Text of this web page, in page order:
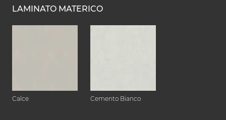
LAMINATO MATERICO
Calce Cemento Bianco